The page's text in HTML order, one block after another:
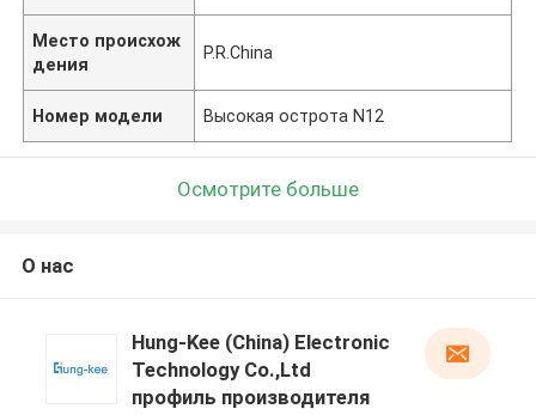
Место происхож
дения
P.R.China
Номер модели Высокая острота N12
Осмотрите больше
О нас
Hung-Kee (China) Electronic
Technology Co.,Ltd
профиль производителя